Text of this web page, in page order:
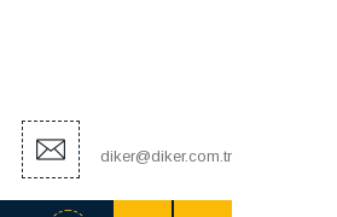
diker@diker.com.tr